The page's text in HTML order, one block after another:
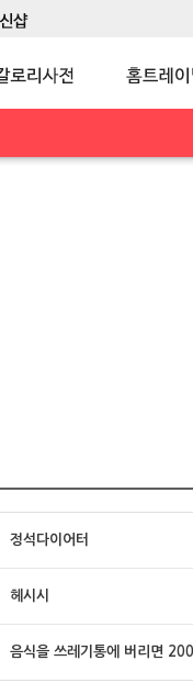
정석다이어터
헤시시
음식을 쓰레기통에 버리면